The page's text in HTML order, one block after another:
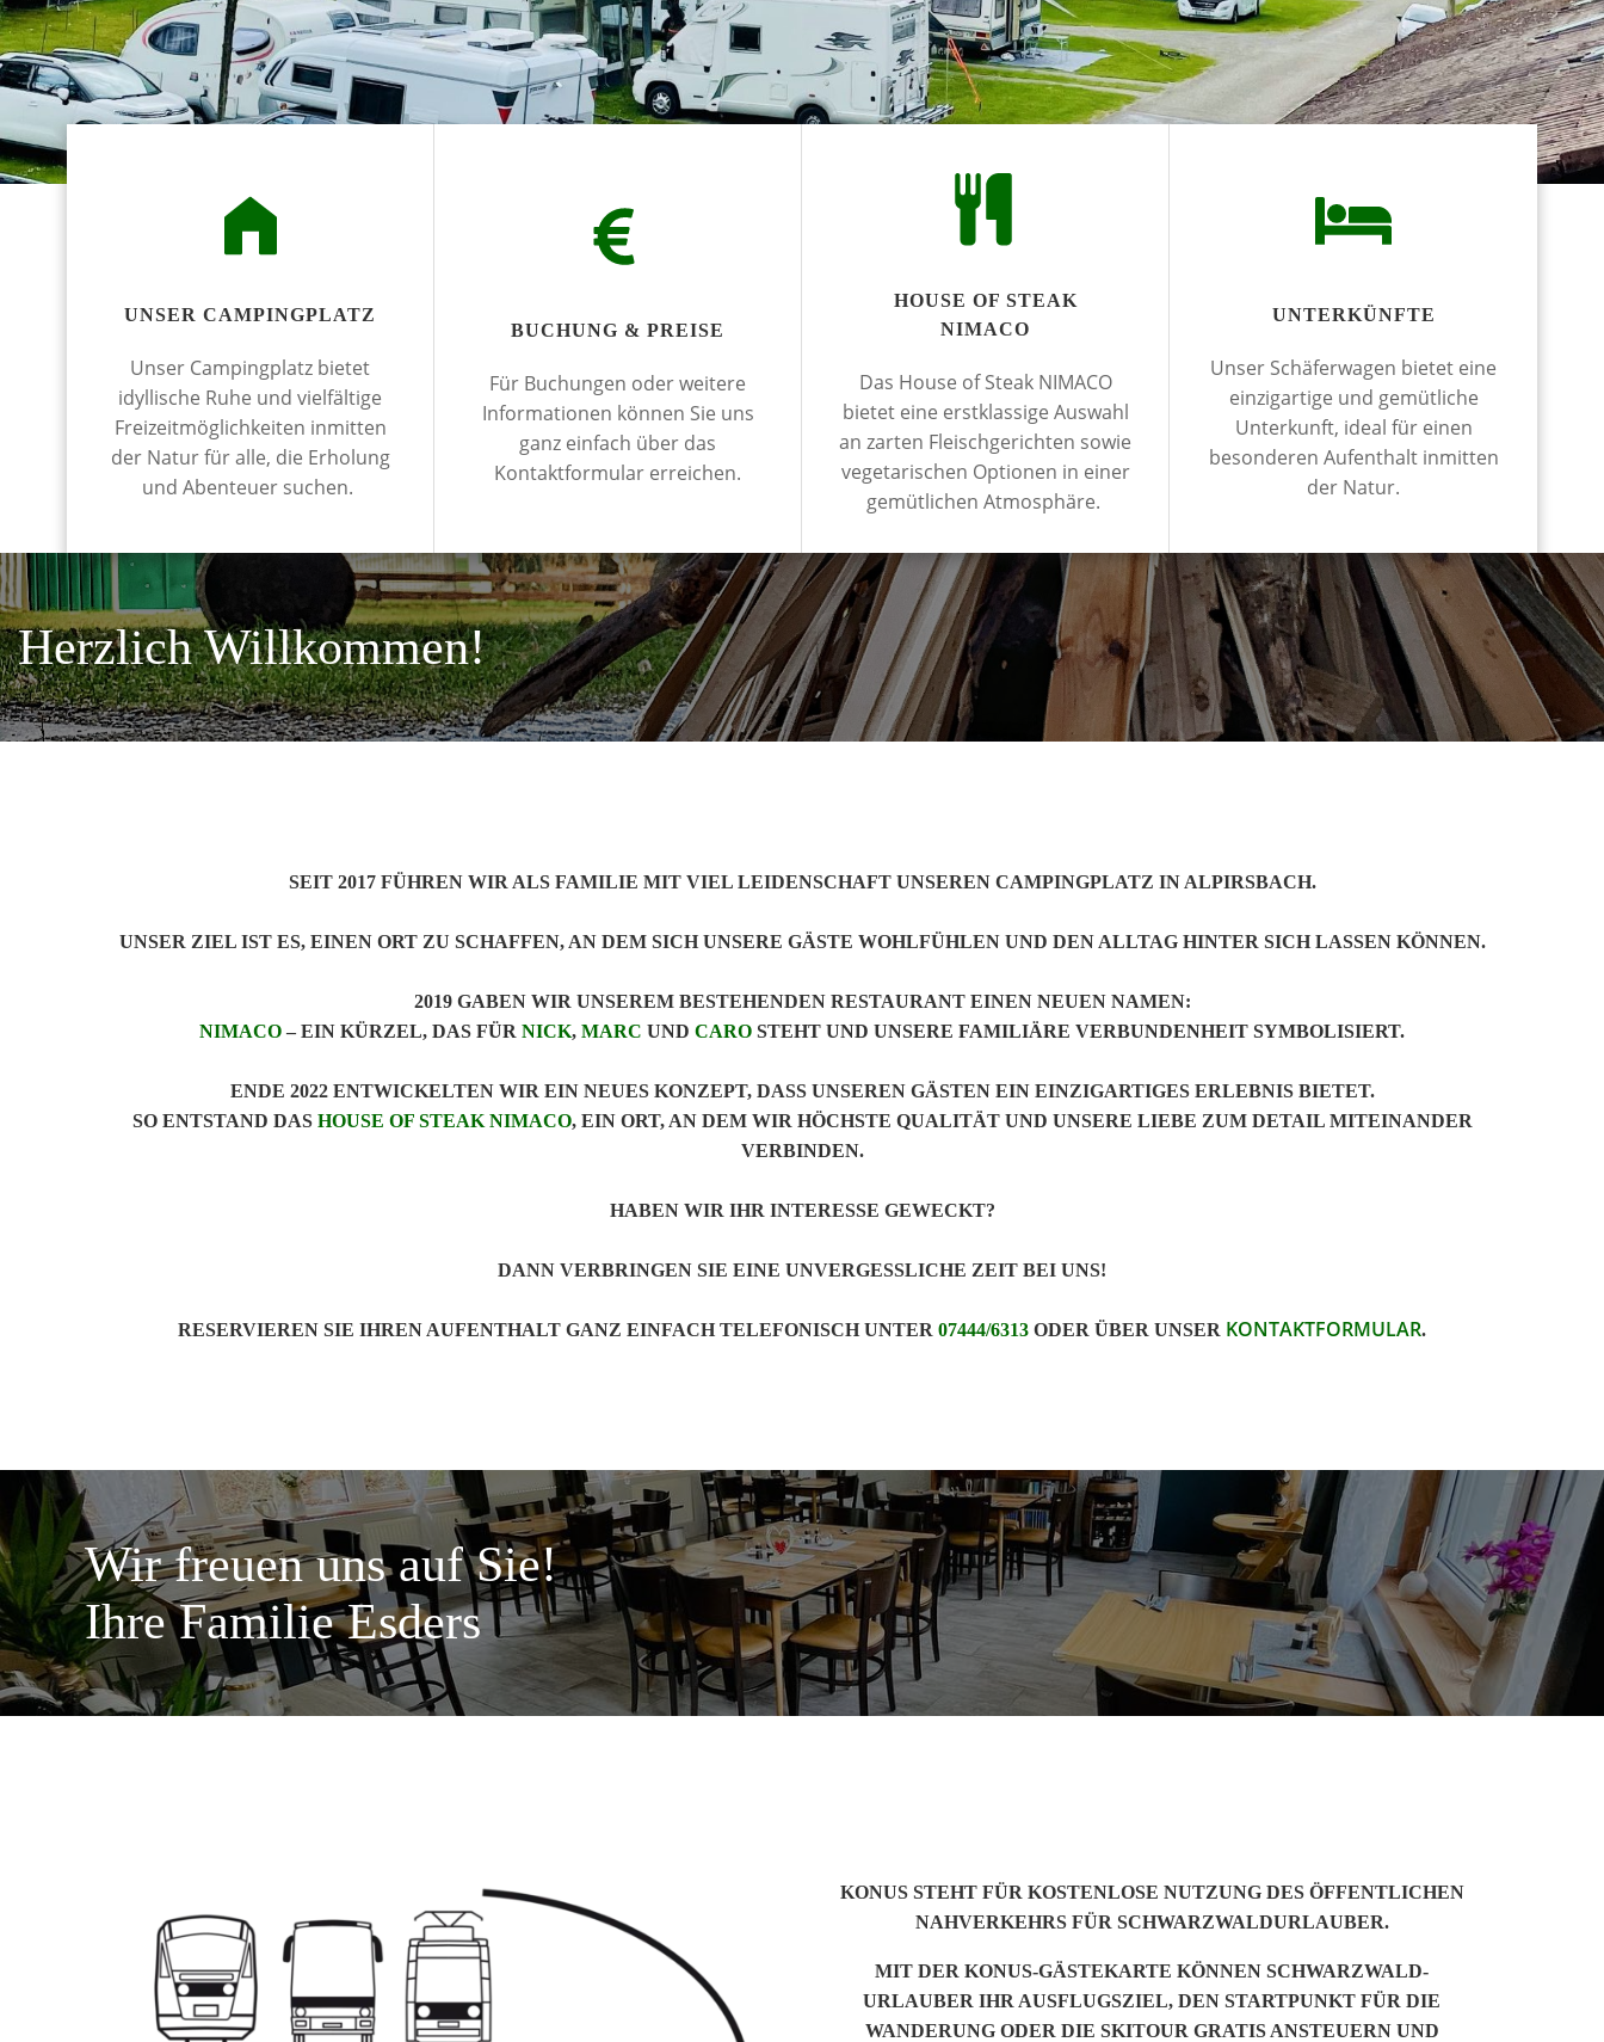
UNSER CAMPINGPLATZ
Unser Campingplatz bietet
idyllische Ruhe und vielfältige
Freizeitmöglichkeiten inmitten
der Natur für alle, die Erholung
und Abenteuer suchen.
BUCHUNG & PREISE
Für Buchungen oder weitere
Informationen können Sie uns
ganz einfach über das
Kontaktformular erreichen.
HOUSE OF STEAK
NIMACO
Das House of Steak NIMACO
bietet eine erstklassige Auswahl
an zarten Fleischgerichten sowie
vegetarischen Optionen in einer
gemütlichen Atmosphäre.
UNTERKÜNFTE
Unser Schäferwagen bietet eine
einzigartige und gemütliche
Unterkunft, ideal für einen
besonderen Aufenthalt inmitten
der Natur.
Herzlich Willkommen!
SEIT 2017 FÜHREN WIR ALS FAMILIE MIT VIEL LEIDENSCHAFT UNSEREN CAMPINGPLATZ IN ALPIRSBACH.
UNSER ZIEL IST ES, EINEN ORT ZU SCHAFFEN, AN DEM SICH UNSERE GÄSTE WOHLFÜHLEN UND DEN ALLTAG HINTER SICH LASSEN KÖNNEN.
2019 GABEN WIR UNSEREM BESTEHENDEN RESTAURANT EINEN NEUEN NAMEN:
NIMACO – EIN KÜRZEL, DAS FÜR NICK, MARC UND CARO STEHT UND UNSERE FAMILIÄRE VERBUNDENHEIT SYMBOLISIERT.
ENDE 2022 ENTWICKELTEN WIR EIN NEUES KONZEPT, DASS UNSEREN GÄSTEN EIN EINZIGARTIGES ERLEBNIS BIETET.
SO ENTSTAND DAS HOUSE OF STEAK NIMACO, EIN ORT, AN DEM WIR HÖCHSTE QUALITÄT UND UNSERE LIEBE ZUM DETAIL MITEINANDER
VERBINDEN.
HABEN WIR IHR INTERESSE GEWECKT?
DANN VERBRINGEN SIE EINE UNVERGESSLICHE ZEIT BEI UNS!
RESERVIEREN SIE IHREN AUFENTHALT GANZ EINFACH TELEFONISCH UNTER 07444/6313 ODER ÜBER UNSER KONTAKTFORMULAR.
Wir freuen uns auf Sie!
Ihre Familie Esders
KONUS STEHT FÜR KOSTENLOSE NUTZUNG DES ÖFFENTLICHEN
NAHVERKEHRS FÜR SCHWARZWALDURLAUBER.
MIT DER KONUS-GÄSTEKARTE KÖNNEN SCHWARZWALD-
URLAUBER IHR AUSFLUGSZIEL, DEN STARTPUNKT FÜR DIE
WANDERUNG ODER DIE SKITOUR GRATIS ANSTEUERN UND